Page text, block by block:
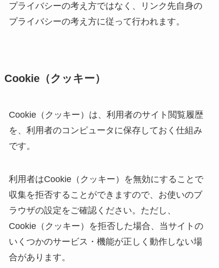
プライバシーの考え方ではなく、リンク先自身の
プライバシーの考え方に従って行われます。
Cookie（クッキー）
Cookie（クッキー）は、利用者のサイト閲覧履歴
を、利用者のコンピュータに保存しておく仕組み
です。
利用者はCookie（クッキー）を無効にすることで
収集を拒否することができますので、お使いのブ
ラウザの設定をご確認ください。ただし、
Cookie（クッキー）を拒否した場合、当サイトの
いくつかのサービス・機能が正しく動作しない場
合があります。